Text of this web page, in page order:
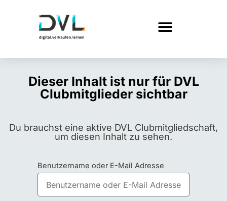
Dieser Inhalt ist nur für DVL
Clubmitglieder sichtbar
Du brauchst eine aktive DVL Clubmitgliedschaft,
um diesen Inhalt zu sehen.
Benutzername oder E-Mail Adresse